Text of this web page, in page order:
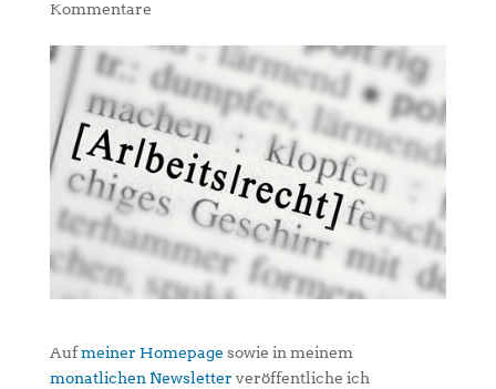
Kommentare
Aufmeiner Homepage sowie in meinem
monatlichen Newsletter veröffentliche ich